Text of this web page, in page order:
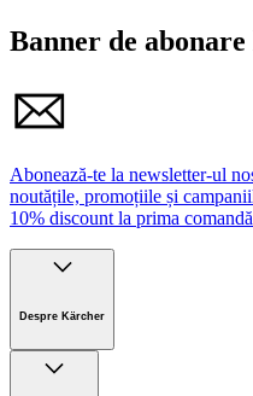
Banner de
Abonează-te la newsletter-ul
noutățile, promoțiile și
10% discount la prima
Despre Kärcher